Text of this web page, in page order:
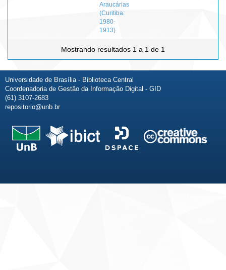
Araucárias
(Curitiba:
1980-
1913)
Mostrando resultados 1 a 1 de 1
Universidade de Brasília - Biblioteca Central
Coordenadoria de Gestão da Informação Digital - GID
(61) 3107-2683
repositorio@unb.br